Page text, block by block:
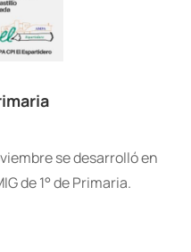
se desarrolló en
de 1° de Primaria.